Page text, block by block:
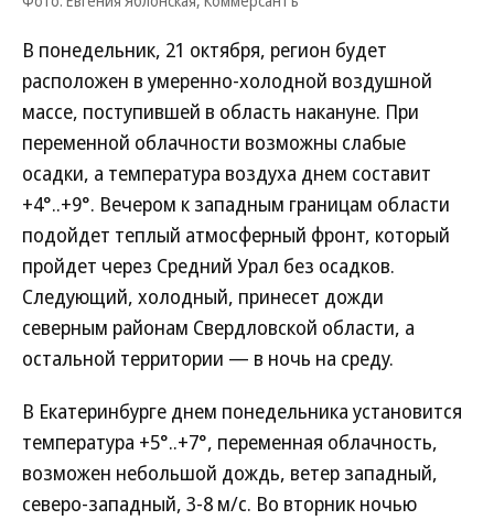
В понедельник, 21 октября, регион будет
расположен в умеренно-холодной воздушной
массе, поступившей в область накануне. При
переменной облачности возможны слабые
осадки, а температура воздуха днем составит
+4°..+9°. Вечером к западным границам области
подойдет теплый атмосферный фронт, который
пройдет через Средний Урал без осадков.
Следующий, холодный, принесет дожди
северным районам Свердловской области, а
остальной территории — в ночь на среду.
В Екатеринбурге днем понедельника установится
температура +5°..+7°, переменная облачность,
возможен небольшой дождь, ветер западный,
северо-западный, 3-8 м/с. Во вторник ночью